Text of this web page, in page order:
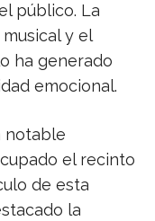
público. La
y el
ha generado
emocional.
notable
el recinto
de esta
la